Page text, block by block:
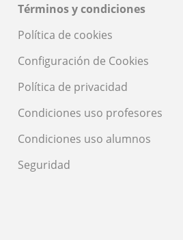
Términos y condiciones
Política de cookies
Configuración de Cookies
Política de privacidad
Condiciones uso profesores
Condiciones uso alumnos
Seguridad